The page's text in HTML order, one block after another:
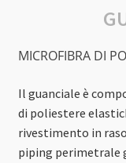
MICROFIBRA DI
Il guanciale è
di poliestere
rivestimento in
piping perimetrale